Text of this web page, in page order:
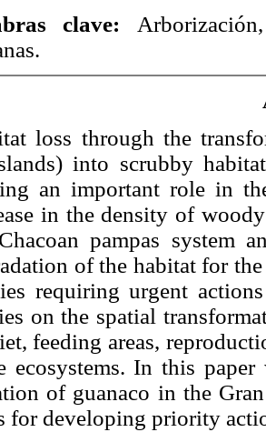
clave:
loss through the
into scrubby
an important role in
in the density of
pampas system
of the habitat for
requiring urgent
on the spatial
feeding areas,
ecosystems. In this
of guanaco in the
for developing priority